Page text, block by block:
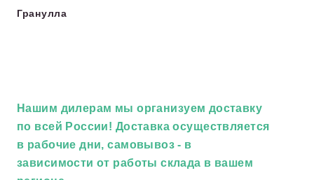
Гранулла
Нашим дилерам мы организуем доставку
по всей России! Доставка осуществляется
в рабочие дни, самовывоз - в
зависимости от работы склада в вашем